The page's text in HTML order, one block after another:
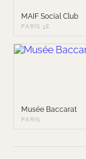
MAIF Social Club
PARIS 3E
Musée Baccarat
PARIS